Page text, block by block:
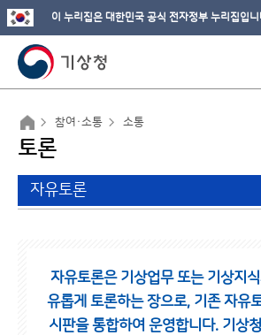
이 누리집은 대한민국 공식 전자정부 누리집입니
참여·소통 소통
토론
자유토론
자유토론은 기상업무 또는 기상지
유롭게 토론하는 장으로, 기존 자유
시판을 통합하여 운영합니다. 기상